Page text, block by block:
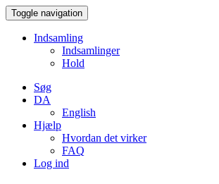
Toggle navigation
Indsamling
Indsamlinger
Hold
Søg
DA
English
Hjælp
Hvordan det virker
FAQ
Log ind